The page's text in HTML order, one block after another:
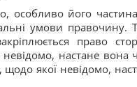
особливо його
умови правочину.
право
настане вона
якої невідомо,